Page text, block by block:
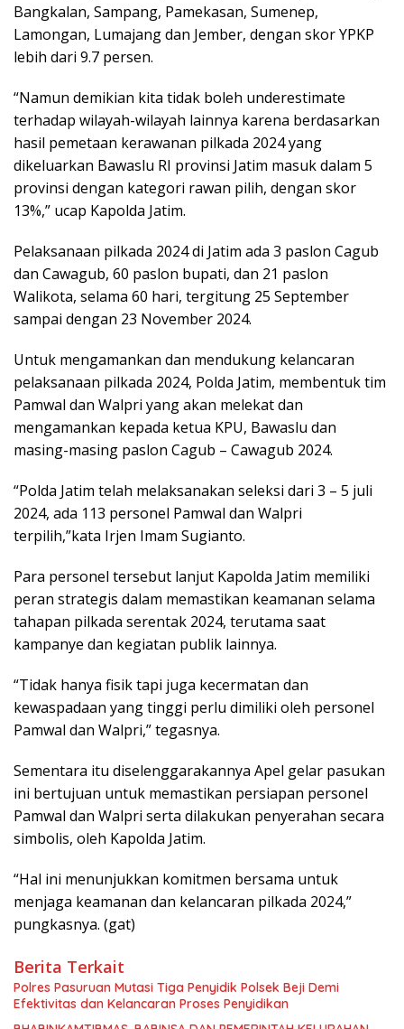
Bangkalan, Sampang, Pamekasan, Sumenep,
Lamongan, Lumajang dan Jember, dengan skor YPKP
lebih dari 9.7 persen.
“Namun demikian kita tidak boleh underestimate
terhadap wilayah-wilayah lainnya karena berdasarkan
hasil pemetaan kerawanan pilkada 2024 yang
dikeluarkan Bawaslu RI provinsi Jatim masuk dalam 5
provinsi dengan kategori rawan pilih, dengan skor
13%,” ucap Kapolda Jatim.
Pelaksanaan pilkada 2024 di Jatim ada 3 paslon Cagub
dan Cawagub, 60 paslon bupati, dan 21 paslon
Walikota, selama 60 hari, tergitung 25 September
sampai dengan 23 November 2024.
Untuk mengamankan dan mendukung kelancaran
pelaksanaan pilkada 2024, Polda Jatim, membentuk tim
Pamwal dan Walpri yang akan melekat dan
mengamankan kepada ketua KPU, Bawaslu dan
masing-masing paslon Cagub – Cawagub 2024.
“Polda Jatim telah melaksanakan seleksi dari 3 – 5 juli
2024, ada 113 personel Pamwal dan Walpri
terpilih,”kata Irjen Imam Sugianto.
Para personel tersebut lanjut Kapolda Jatim memiliki
peran strategis dalam memastikan keamanan selama
tahapan pilkada serentak 2024, terutama saat
kampanye dan kegiatan publik lainnya.
“Tidak hanya fisik tapi juga kecermatan dan
kewaspadaan yang tinggi perlu dimiliki oleh personel
Pamwal dan Walpri,” tegasnya.
Sementara itu diselenggarakannya Apel gelar pasukan
ini bertujuan untuk memastikan persiapan personel
Pamwal dan Walpri serta dilakukan penyerahan secara
simbolis, oleh Kapolda Jatim.
“Hal ini menunjukkan komitmen bersama untuk
menjaga keamanan dan kelancaran pilkada 2024,”
pungkasnya. (gat)
Berita Terkait
Polres Pasuruan Mutasi Tiga Penyidik Polsek Beji Demi
Efektivitas dan Kelancaran Proses Penyidikan